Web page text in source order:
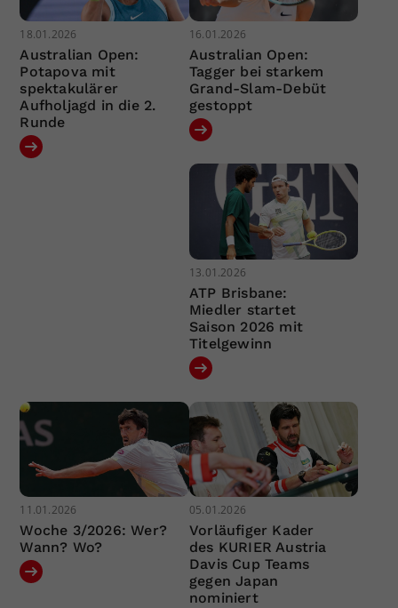
18.01.2026
Australian Open:
Potapova mit
spektakulärer
Aufholjagd in die 2.
Runde
16.01.2026
Australian Open:
Tagger bei starkem
Grand-Slam-Debüt
gestoppt
13.01.2026
ATP Brisbane:
Miedler startet
Saison 2026 mit
Titelgewinn
11.01.2026
Woche 3/2026: Wer?
Wann? Wo?
05.01.2026
Vorläufiger Kader
des KURIER Austria
Davis Cup Teams
gegen Japan
nominiert